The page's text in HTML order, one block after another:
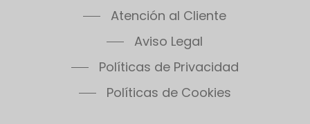
Atención al Cliente
Aviso Legal
Políticas de Privacidad
Políticas de Cookies